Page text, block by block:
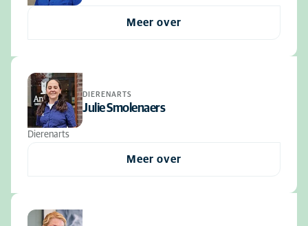
Meer over
DIERENARTS
Julie Smolenaers
Dierenarts
Meer over